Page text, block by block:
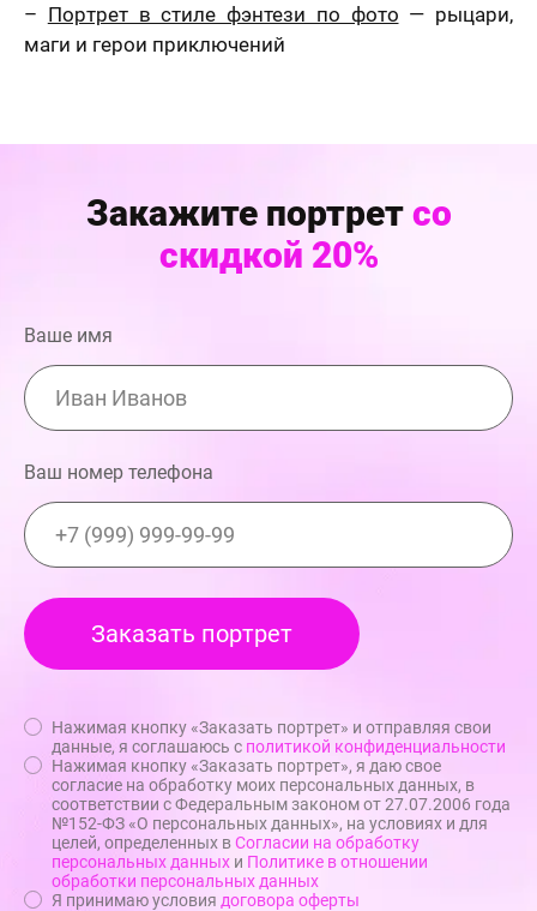
– Портрет в стиле фэнтези по фото — рыцари,
маги и герои приключений
Закажите портрет со
скидкой 20%
Ваше имя
Ваш номер телефона
Нажимая кнопку «Заказать портрет» и отправляя свои
данные, я соглашаюсь с политикой конфиденциальности
Нажимая кнопку «Заказать портрет», я даю свое
согласие на обработку моих персональных данных, в
соответствии с Федеральным законом от 27.07.2006 года
№152-ФЗ «О персональных данных», на условиях и для
целей, определенных вСогласии на обработку
персональных данных и Политике в отношении
обработки персональных данных
Я принимаю условия договора оферты